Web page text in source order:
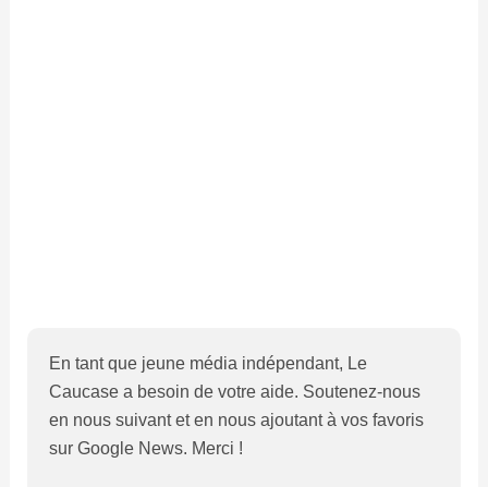
En tant que jeune média indépendant, Le
Caucase a besoin de votre aide. Soutenez-nous
en nous suivant et en nous ajoutant à vos favoris
sur Google News. Merci !